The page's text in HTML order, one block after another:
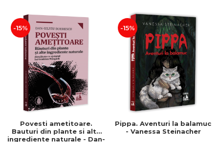
-15%
Povesti ametitoare.
Bauturi din plante si alte
ingrediente naturale - Dan-
-15%
Pippa. Aventuri la balamuc
- Vanessa Steinacher